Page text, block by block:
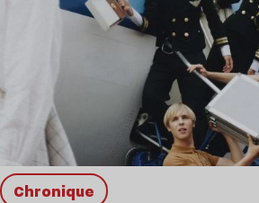
chronique